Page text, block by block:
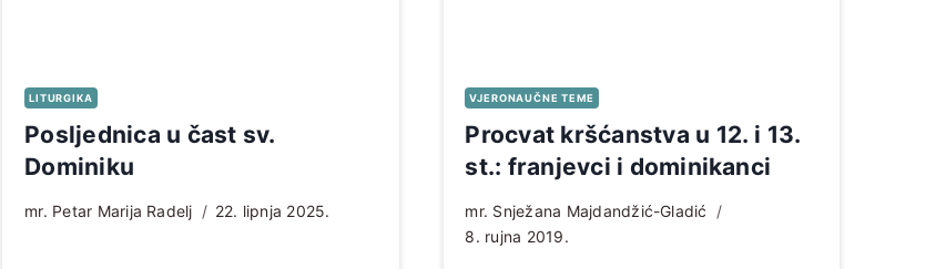
LITURGIKA
Posljednica u čast sv.
Dominiku
mr. Petar Marija Radelj 22. lipnja 2025.
VJERONAUČNE TEME
Procvat kršćanstva u 12. i 13.
st.: franjevci i dominikanci
mr. Snježana Majdandžić-Gladić
8. rujna 2019.